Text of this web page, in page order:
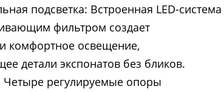
подсветка: Встроенная LED-система
фильтром создает
комфортное освещение,
детали экспонатов без бликов.
Четыре регулируемые опоры